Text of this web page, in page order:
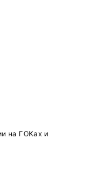
на ГОКах и